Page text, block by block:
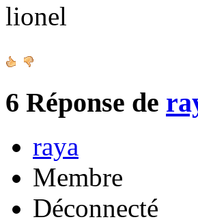
lionel
6 Réponse de
raya
Membre
Déconnecté